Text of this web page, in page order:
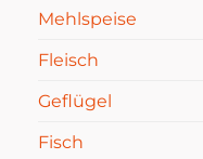
Mehlspeise
Fleisch
Geflügel
Fisch